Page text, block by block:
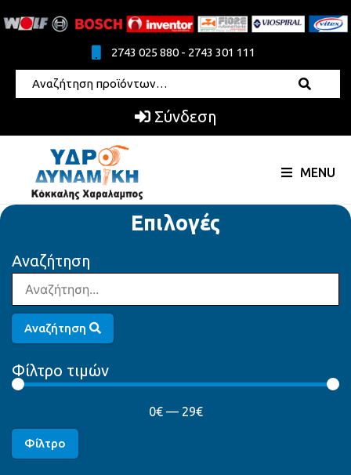
2743 025 880 - 2743 301 111
Σύνδεση
MENU
Επιλογές
Αναζήτηση
Αναζήτηση
Φίλτρο τιμών
0€— 29€
Φίλτρο